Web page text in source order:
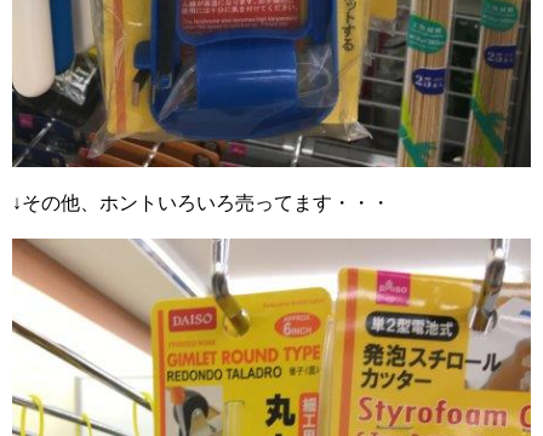
↓その他、ホントいろいろ売ってます・・・